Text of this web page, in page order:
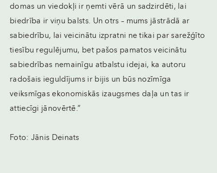
domas un viedokļi ir ņemti vērā un sadzirdēti, lai
biedrība ir viņu balsts. Un otrs – mums jāstrādā ar
sabiedrību, lai veicinātu izpratni ne tikai par sarežģīto
tiesību regulējumu, bet pašos pamatos veicinātu
sabiedrības nemainīgu atbalstu idejai, ka autoru
radošais ieguldījums ir bijis un būs nozīmīga
veiksmīgas ekonomiskās izaugsmes daļa un tas ir
attiecīgi jānovērtē.”
Foto: Jānis Deinats